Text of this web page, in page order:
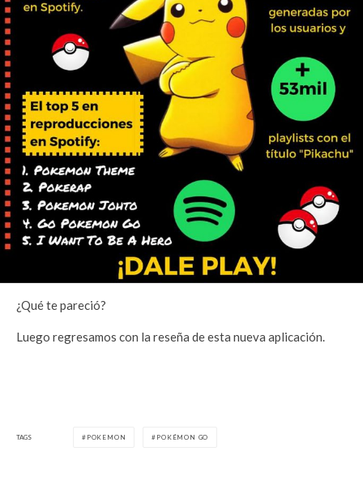
¿Qué te pareció?
Luego regresamos con la reseña de esta nueva aplicación.
TAGS POKEMON POKÉMON GO